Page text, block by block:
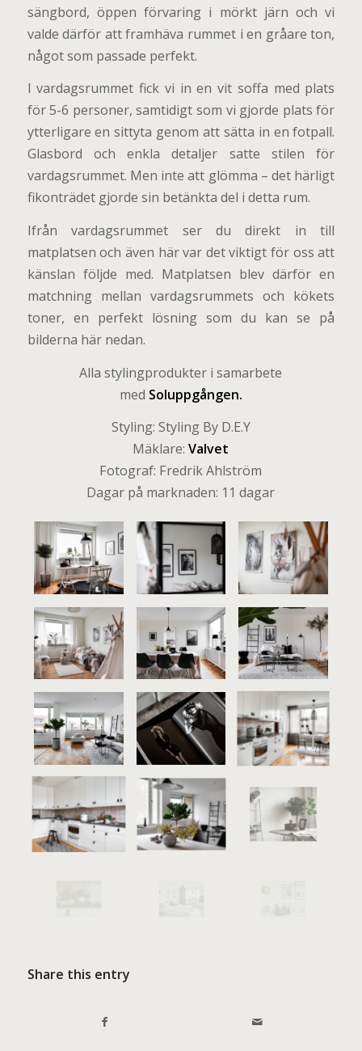
sängbord, öppen förvaring i mörkt järn och vi
valde därför att framhäva rummet i en gråare ton,
något som passade perfekt.
I vardagsrummet fick vi in en vit soffa med plats
för 5-6 personer, samtidigt som vi gjorde plats för
ytterligare en sittyta genom att sätta in en fotpall.
Glasbord och enkla detaljer satte stilen för
vardagsrummet. Men inte att glömma – det härligt
fikonträdet gjorde sin betänkta del i detta rum.
Ifrån vardagsrummet ser du direkt in till
matplatsen och även här var det viktigt för oss att
känslan följde med. Matplatsen blev därför en
matchning mellan vardagsrummets och kökets
toner, en perfekt lösning som du kan se på
bilderna här nedan.
Alla stylingprodukter i samarbete
med Soluppgången.
Styling: Styling By D.E.Y
Mäklare:Valvet
Fotograf: Fredrik Ahlström
Dagar på marknaden: 11 dagar
Share this entry